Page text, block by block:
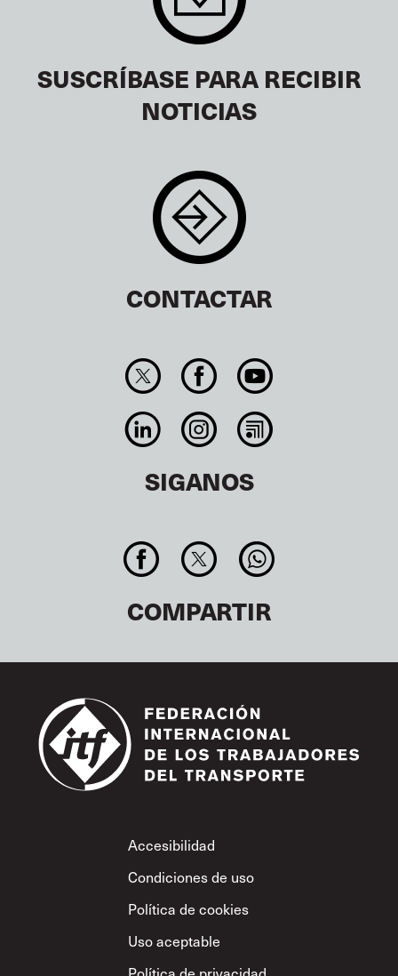
SUSCRÍBASE PARA RECIBIR
NOTICIAS
CONTACTAR
SIGANOS
COMPARTIR
Footer
Accesibilidad
Condiciones de uso
Política de cookies
Uso aceptable